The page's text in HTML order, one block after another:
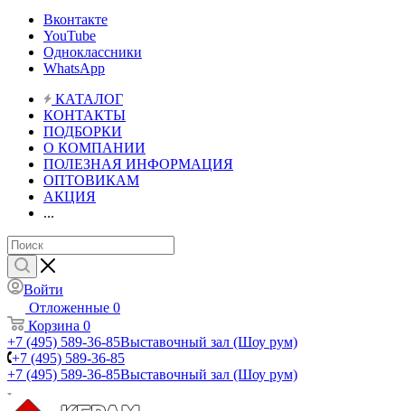
Вконтакте
YouTube
Одноклассники
WhatsApp
КАТАЛОГ
КОНТАКТЫ
ПОДБОРКИ
О КОМПАНИИ
ПОЛЕЗНАЯ ИНФОРМАЦИЯ
ОПТОВИКАМ
АКЦИЯ
...
Войти
Отложенные 0
Корзина 0
+7 (495) 589-36-85Выставочный зал (Шоу рум)
+7 (495) 589-36-85
+7 (495) 589-36-85Выставочный зал (Шоу рум)